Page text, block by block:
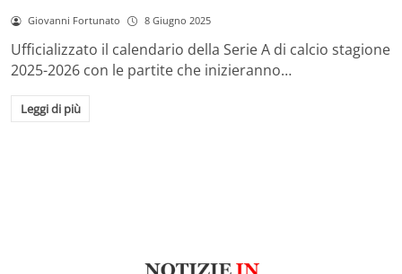
Giovanni Fortunato 8 Giugno 2025
Ufficializzato il calendario della Serie A di calcio stagione
2025-2026 con le partite che inizieranno…
Leggi di più